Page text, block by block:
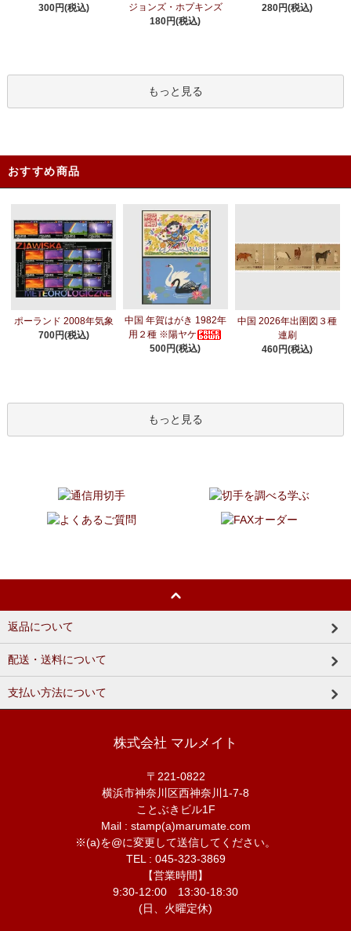
300円(税込)
ジョンズ・ホプキンズ
180円(税込)
280円(税込)
もっと見る
おすすめ商品
ポーランド 2008年気象
700円(税込)
中国 年賀はがき 1982年
用２種 ※陽ヤケ
500円(税込)
中国 2026年出圉図３種
連刷
460円(税込)
もっと見る
返品について
配送・送料について
支払い方法について
株式会社 マルメイト
〒221-0822
横浜市神奈川区西神奈川1-7-8
ことぶきビル1F
Mail : stamp(a)marumate.com
※(a)を@に変更して送信してください。
TEL : 045-323-3869
【営業時間】
9:30-12:00 13:30-18:30
(日、火曜定休)